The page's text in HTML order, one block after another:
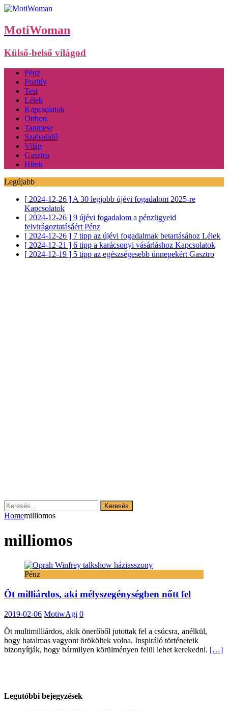
MotiWoman
Külső-belső világod
Pénz
Pozitív
Test
Lélek
Kapcsolatok
Otthon
Tanmese
Szabadidő
Világ
Gasztro
Hírek
Legújabb
[ 2024-12-26 ] A 30 legjobb újévi fogadalom 2025-re
Kapcsolatok
[ 2024-12-26 ] 9 újévi fogadalom a pénzügyeid
felvirágoztatásáért Pénz
[ 2024-12-26 ] 7 tipp az újévi fogadalmak betartásához Lélek
[ 2024-12-21 ] 6 tipp a karácsonyi vásárláshoz Kapcsolatok
[ 2024-12-19 ] 5 tipp az egészségesebb ünnepekért Gasztro
Keresés:
Homemilliomos
milliomos
Pénz
Öt milliárdos, aki mélyszegénységben nőtt fel
2019-02-06 MotiwAgi 0
Öt multimilliárdos, akik önerőből jutottak fel a csúcsra, anélkül,
hogy hatalmas vagyont örököltek volna. Inspiráló történeteik
bizonyítják, hogy bármilyen körülményen felül lehet kerekedni. […]
Legutóbbi bejegyzések